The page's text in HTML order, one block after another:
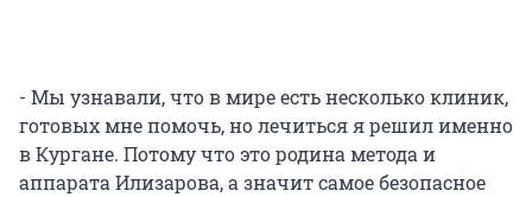
- Мы узнавали, что в мире есть несколько клиник,
готовых мне помочь, но лечиться я решил именно
в Кургане. Потому что это родина метода и
аппарата Илизарова, а значит самое безопасное